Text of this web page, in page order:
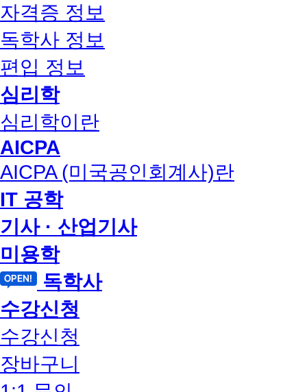
자격증 정보
독학사 정보
편입 정보
심리학
심리학이란
AICPA
AICPA (미국공인회계사)란
IT 공학
기사 · 산업기사
미용학
독학사
수강신청
수강신청
장바구니